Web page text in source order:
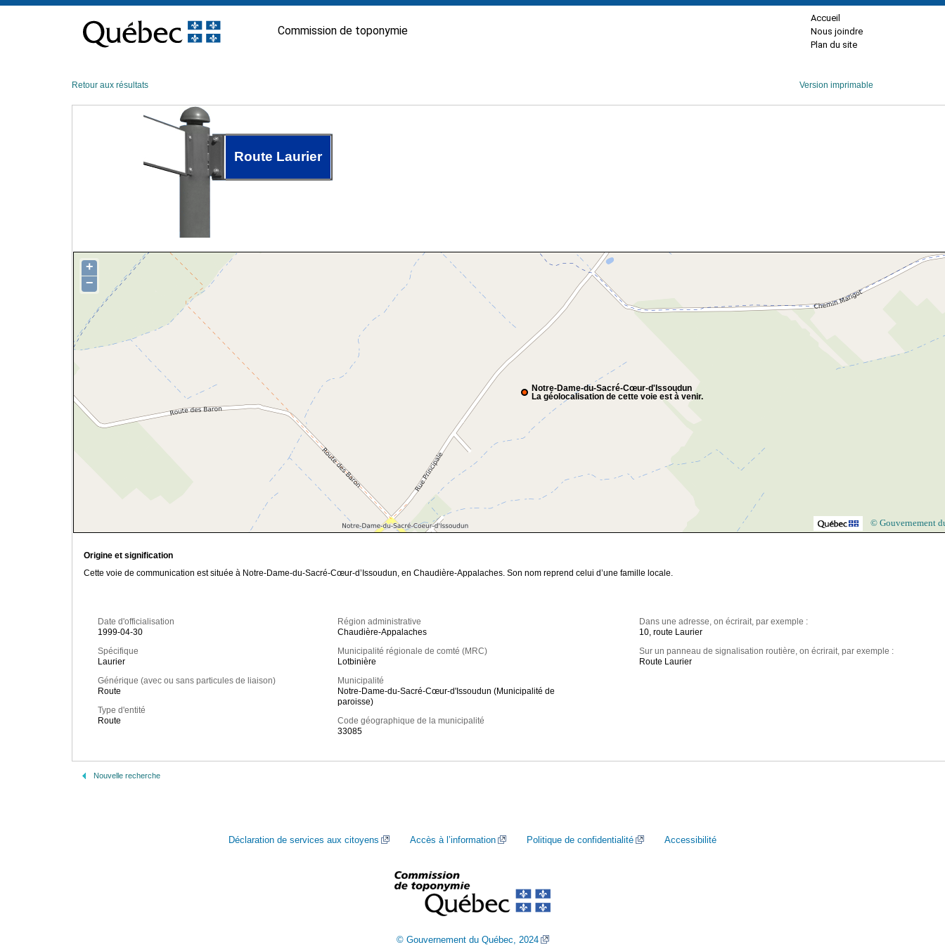
contenu
Commission de toponymie
Accueil
Nous joindre
Plan du site
Retour aux résultats Version imprimable
Route Laurier
Notre-Dame-du-Sacré-Cœur-d'Issoudun
La géolocalisation de cette voie est à venir.
+
−
© Gouvernement
Origine et signification
Cette voie de communication est située à Notre-Dame-du-Sacré-Cœur-d’Issoudun, en Chaudière-Appalaches. Son nom reprend celui d’une famille locale.
Date d'officialisation
1999-04-30
Spécifique
Laurier
Générique (avec ou sans particules de liaison)
Route
Type d'entité
Route
Région administrative
Chaudière-Appalaches
Municipalité régionale de comté (MRC)
Lotbinière
Municipalité
Notre-Dame-du-Sacré-Cœur-d'Issoudun (Municipalité de
paroisse)
Code géographique de la municipalité
33085
Dans une adresse, on écrirait, par exemple :
10, route Laurier
Sur un panneau de signalisation routière, on écrirait, par exemple :
Route Laurier
Nouvelle recherche
Déclaration de services aux citoyens Accès à l’information Politique de confidentialité Accessibilité
© Gouvernement du Québec, 2024